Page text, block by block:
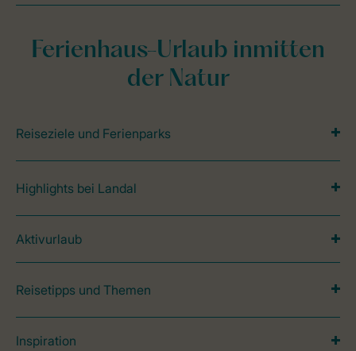
Ferienhaus-Urlaub inmitten
der Natur
Reiseziele und Ferienparks
Highlights bei Landal
Aktivurlaub
Reisetipps und Themen
Inspiration